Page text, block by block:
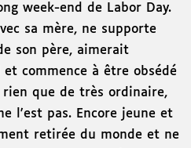
week-end de Labor Day.
sa mère, ne supporte
son père, aimerait
commence à être obsédé
que de très ordinaire,
l'est pas. Encore jeune et
retirée du monde et ne